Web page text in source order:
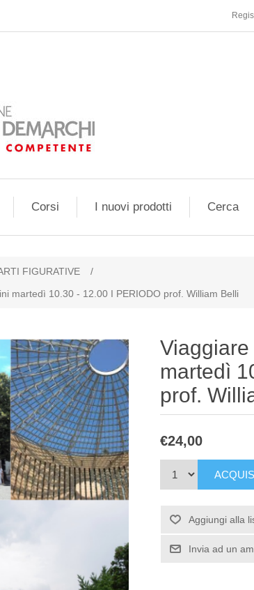
Corsi I nuovi prodotti Cerca
FIGURATIVE
/
martedì 10.30 - 12.00 I PERIODO prof. William Belli
martedì
prof.
€24,00
Aggiungi alla
Invia ad un